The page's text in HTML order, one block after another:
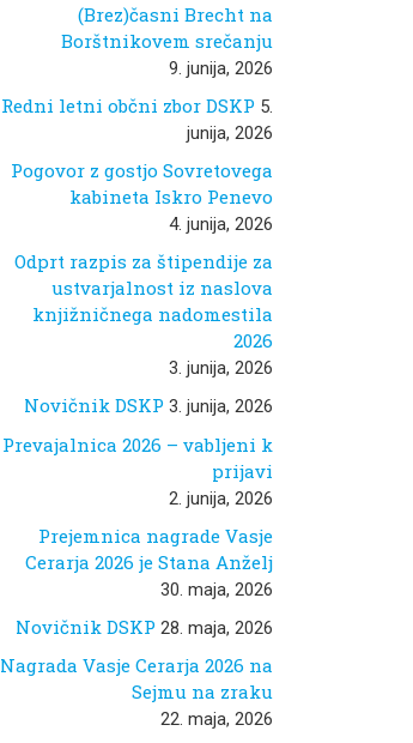
Objavljeno
2023
70.
obletnica
DSKP (foto
Sunčan
Stone)
(Brez)časni Brecht na
Borštnikovem srečanju
9. junija, 2026
Redni letni občni zbor DSKP 5.
junija, 2026
Pogovor z gostjo Sovretovega
kabineta Iskro Penevo
4. junija, 2026
Odprt razpis za štipendije za
ustvarjalnost iz naslova
knjižničnega nadomestila
2026
3. junija, 2026
Novičnik DSKP 3. junija, 2026
Prevajalnica 2026 – vabljeni k
prijavi
2. junija, 2026
Prejemnica nagrade Vasje
Cerarja 2026 je Stana Anželj
30. maja, 2026
Novičnik DSKP 28. maja, 2026
Nagrada Vasje Cerarja 2026 na
Sejmu na zraku
22. maja, 2026